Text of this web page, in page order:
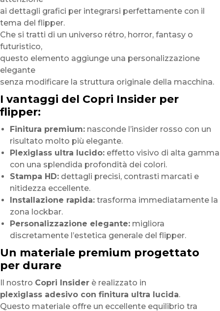
ai dettagli grafici per integrarsi perfettamente con il
tema del flipper.
Che si tratti di un universo rétro, horror, fantasy o
futuristico,
questo elemento aggiunge una personalizzazione
elegante
senza modificare la struttura originale della macchina.
I vantaggi del Copri Insider per
flipper:
Finitura premium: nasconde l’insider rosso con un
risultato molto più elegante.
Plexiglass ultra lucido: effetto visivo di alta gamma
con una splendida profondità dei colori.
Stampa HD: dettagli precisi, contrasti marcati e
nitidezza eccellente.
Installazione rapida: trasforma immediatamente la
zona lockbar.
Personalizzazione elegante: migliora
discretamente l’estetica generale del flipper.
Un materiale premium progettato
per durare
Il nostro Copri Insider è realizzato in
plexiglass adesivo con finitura ultra lucida.
Questo materiale offre un eccellente equilibrio tra